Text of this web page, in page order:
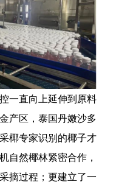
一直向上延伸到原料
产区，泰国丹嫩沙多
椰专家识别的椰子才
自然椰林紧密合作，
摘过程；更建立了一